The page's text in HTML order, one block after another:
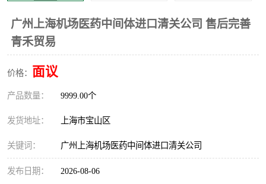
广州上海机场医药中间体进口清关公司 售后完善
青禾贸易
价格： 面议
产品数量： 9999.00个
发货地址： 上海市宝山区
关键词： 广州上海机场医药中间体进口清关公司
发布日期： 2026-08-06